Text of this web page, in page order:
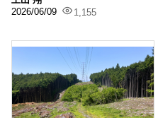
2026/06/09
1,155